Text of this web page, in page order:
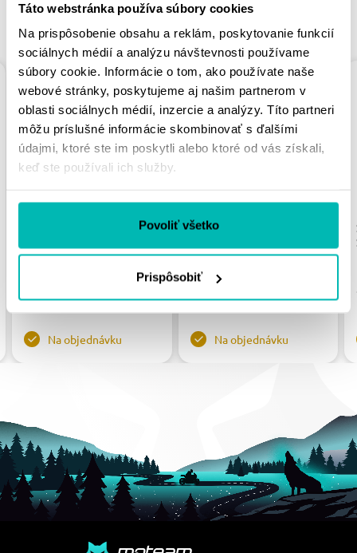
Táto webstránka používa súbory cookies
Na prispôsobenie obsahu a reklám, poskytovanie funkcií
sociálnych médií a analýzu návštevnosti používame
súbory cookie. Informácie o tom, ako používate naše
webové stránky, poskytujeme aj našim partnerom v
oblasti sociálnych médií, inzercie a analýzy. Títo partneri
môžu príslušné informácie skombinovať s ďalšími
údajmi, ktoré ste im poskytli alebo ktoré od vás získali,
keď ste používali ich služby.
Povoliť všetko
Prispôsobiť
PODOBNÉ PRODUKTY
MODRÁ 42T, 525
Na objednávku
SUPERSPROX
RED ČERVENÉ 41T, 525
80.68 €
Na objednávku